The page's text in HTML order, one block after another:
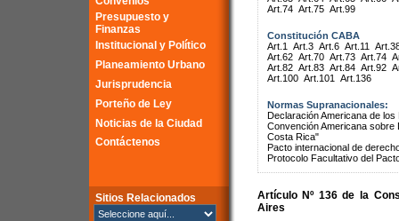
Presupuesto y
Finanzas
Institucional y Político
Planeamiento Urbano
Jurisprudencia
Porteño de Ley
Noticias de la Ciudad
Contáctenos
Sitios Relacionados
Art.74 Art.75 Art.99
Constitución CABA
Art.1
Art.3 Art.6 Art.11
Art.62 Art.70 Art.73 Art.74
Art.82 Art.83 Art.84 Art.92
Art.100 Art.101 Art.136
Normas Supranacionales:
Declaración Americana de
Convención Americana
Costa Rica"
Pacto internacional de
Protocolo Facultativo del
Artículo Nº 136 de la
Aires